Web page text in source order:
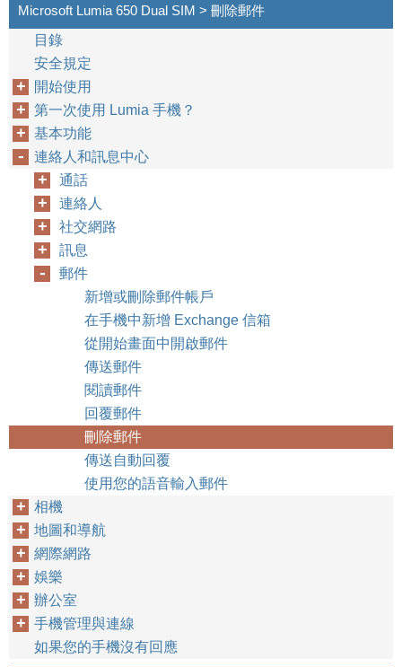
Microsoft Lumia 650 Dual SIM > 刪除郵件
目錄
安全規定
開始使用
第一次使用 Lumia 手機？
基本功能
連絡人和訊息中心
通話
連絡人
社交網路
訊息
郵件
新增或刪除郵件帳戶
在手機中新增 Exchange 信箱
從開始畫面中開啟郵件
傳送郵件
閱讀郵件
回覆郵件
刪除郵件
傳送自動回覆
使用您的語音輸入郵件
相機
地圖和導航
網際網路
娛樂
辦公室
手機管理與連線
如果您的手機沒有回應